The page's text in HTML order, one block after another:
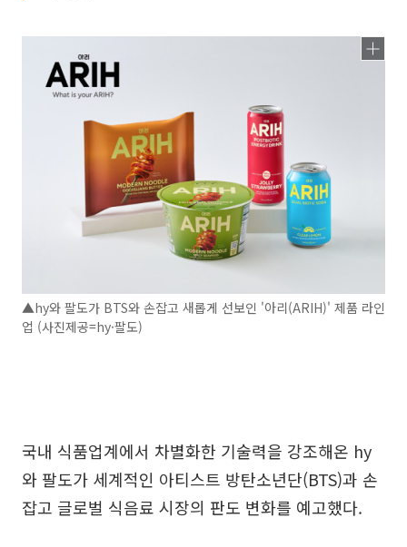
▲hy와 팔도가 BTS와 손잡고 새롭게 선보인 '아리(ARIH)' 제품 라인
업 (사진제공=hy·팔도)
국내 식품업계에서 차별화한 기술력을 강조해온 hy
와 팔도가 세계적인 아티스트 방탄소년단(BTS)과 손
잡고 글로벌 식음료 시장의 판도 변화를 예고했다.